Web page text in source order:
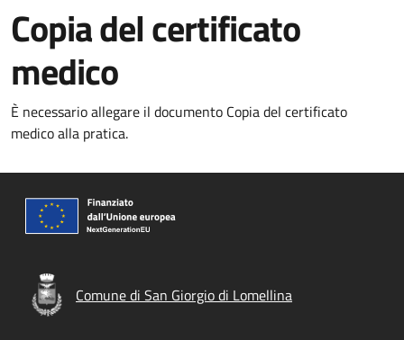
Copia del certificato
medico
È necessario allegare il documento Copia del certificato
medico alla pratica.
Comune di San Giorgio di Lomellina